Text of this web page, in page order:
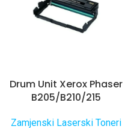
Drum Unit Xerox Phaser
B205/B210/215
Zamjenski Laserski Toneri